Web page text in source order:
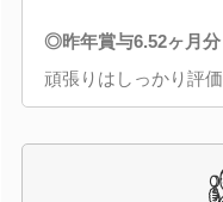
◎昨年賞与6.52ヶ月分
頑張りはしっかり評